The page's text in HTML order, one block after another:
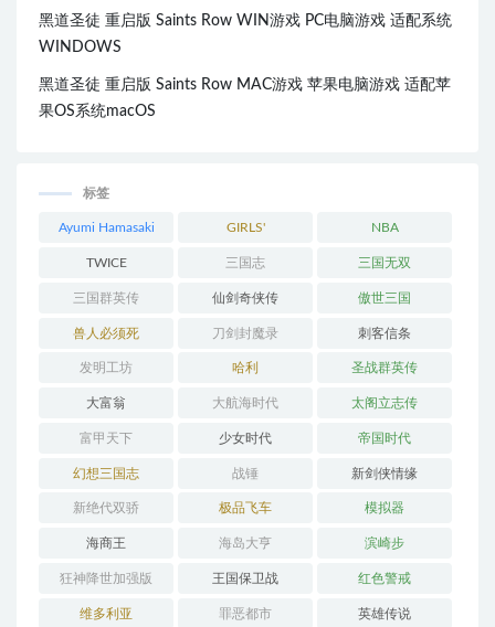
黑道圣徒 重启版 Saints Row WIN游戏 PC电脑游戏 适配系统
WINDOWS
黑道圣徒 重启版 Saints Row MAC游戏 苹果电脑游戏 适配苹
果OS系统macOS
标签
Ayumi Hamasaki GIRLS'
GENERATION
NBA
TWICE 三国志 三国无双
三国群英传 仙剑奇侠传 傲世三国
兽人必须死 刀剑封魔录 刺客信条
发明工坊 哈利 圣战群英传
大富翁 大航海时代 太阁立志传
富甲天下 少女时代 帝国时代
幻想三国志 战锤 新剑侠情缘
新绝代双骄 极品飞车 模拟器
海商王 海岛大亨 滨崎步
狂神降世加强版 王国保卫战 红色警戒
维多利亚 罪恶都市 英雄传说